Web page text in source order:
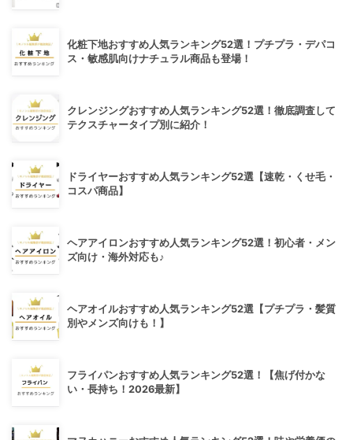
化粧下地おすすめ人気ランキング52選！プチプラ・デパコ
ス・敏感肌向けナチュラル商品も登場！
クレンジングおすすめ人気ランキング52選！徹底調査して
テクスチャータイプ別に紹介！
ドライヤーおすすめ人気ランキング52選【速乾・くせ毛・
コスパ商品】
ヘアアイロンおすすめ人気ランキング52選！初心者・メン
ズ向け・海外対応も♪
ヘアオイルおすすめ人気ランキング52選【プチプラ・髪質
別やメンズ向けも！】
フライパンおすすめ人気ランキング52選！【焦げ付かな
い・長持ち！2026最新】